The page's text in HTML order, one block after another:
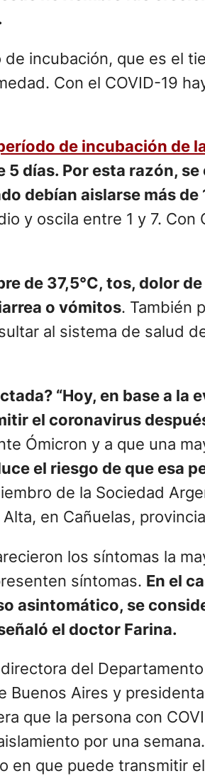
incubación, que es el
Con el COVID-19
de incubación de
5 días. Por esta razón,
debían aislarse más de
y oscila entre 1 y 7.
de 37,5°C, tos, dolor
o vómitos. También
al sistema de salud
“Hoy, en base a la
el coronavirus
Ómicron y a que una
el riesgo de que esa
de la Sociedad
en Cañuelas,
los síntomas la
síntomas. En el
asintomático, se
el doctor Farina.
del
Buenos Aires y
que la persona con
por una
que puede transmitir